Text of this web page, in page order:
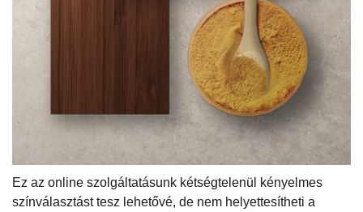
Ez az online szolgáltatásunk kétségtelenül kényelmes
színválasztást tesz lehetővé, de nem helyettesítheti a